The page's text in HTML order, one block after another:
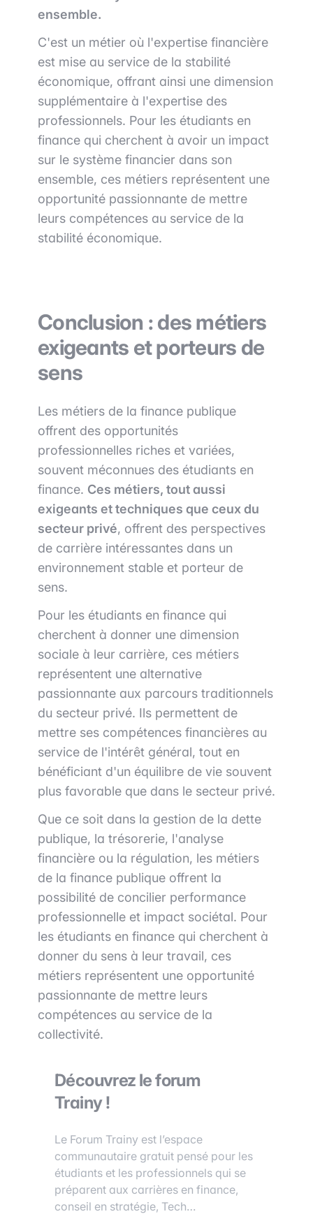
ensemble.
C'est un métier où l'expertise financière
est mise au service de la stabilité
économique, offrant ainsi une dimension
supplémentaire à l'expertise des
professionnels. Pour les étudiants en
finance qui cherchent à avoir un impact
sur le système financier dans son
ensemble, ces métiers représentent une
opportunité passionnante de mettre
leurs compétences au service de la
stabilité économique.
Conclusion : des métiers
exigeants et porteurs de
sens
Les métiers de la finance publique
offrent des opportunités
professionnelles riches et variées,
souvent méconnues des étudiants en
finance. Ces métiers, tout aussi
exigeants et techniques que ceux du
secteur privé, offrent des perspectives
de carrière intéressantes dans un
environnement stable et porteur de
sens.
Pour les étudiants en finance qui
cherchent à donner une dimension
sociale à leur carrière, ces métiers
représentent une alternative
passionnante aux parcours traditionnels
du secteur privé. Ils permettent de
mettre ses compétences financières au
service de l'intérêt général, tout en
bénéficiant d'un équilibre de vie souvent
plus favorable que dans le secteur privé.
Que ce soit dans la gestion de la dette
publique, la trésorerie, l'analyse
financière ou la régulation, les métiers
de la finance publique offrent la
possibilité de concilier performance
professionnelle et impact sociétal. Pour
les étudiants en finance qui cherchent à
donner du sens à leur travail, ces
métiers représentent une opportunité
passionnante de mettre leurs
compétences au service de la
collectivité.
Découvrez le forum
Trainy !
Le Forum Trainy est l’espace
communautaire gratuit pensé pour les
étudiants et les professionnels qui se
préparent aux carrières en finance,
conseil en stratégie, Tech…